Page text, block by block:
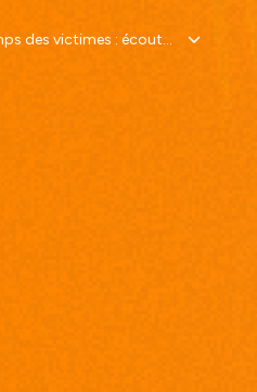
Le temps des victimes : écouter, accompagner, restaurer